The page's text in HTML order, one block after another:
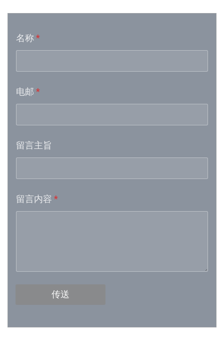
Week 23│2026-6-5
Week 21│2026-5-23
Week 18│2026-5-2
Week 16│2026-4-18
Week 13│2026-3-28
名称 *
电邮 *
留言主旨
留言内容 *
传送